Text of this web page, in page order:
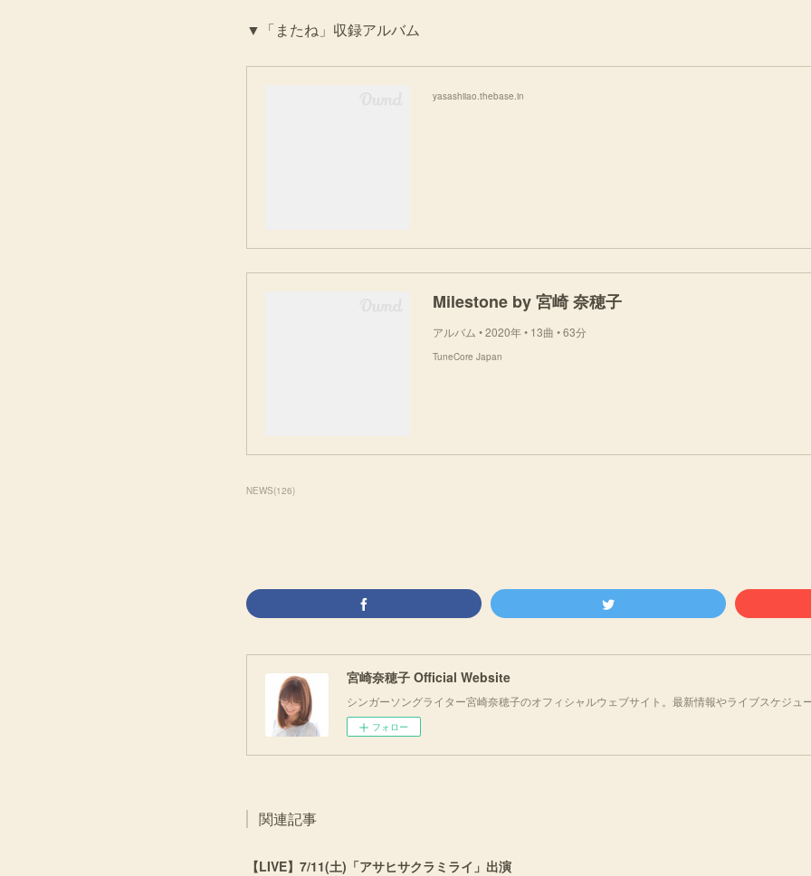
▼「またね」収録アルバム
yasashiiao.thebase.in
Milestone by 宮崎 奈穂子
アルバム • 2020年 • 13曲 • 63分
TuneCore Japan
NEWS(126)
宮崎奈穂子 Official Website
シンガーソングライター宮崎奈穂子のオフィシャルウェブサイト。最新情報やライブスケジュ
フォロー
関連記事
【LIVE】7/11(土)「アサヒサクラミライ」出演